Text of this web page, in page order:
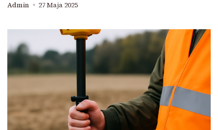
Admin 27 Maja 2025